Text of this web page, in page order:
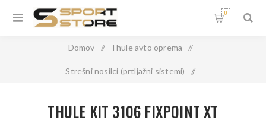
0
Domov / Thule avto oprema /
Strešni nosilci (prtljažni sistemi) /
THULE KIT 3106 FIXPOINT XT